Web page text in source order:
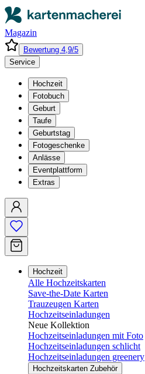
Magazin
Bewertung 4,9/5
Service
Hochzeit
Fotobuch
Geburt
Taufe
Geburtstag
Fotogeschenke
Anlässe
Eventplattform
Extras
Hochzeit
Alle Hochzeitskarten
Save-the-Date Karten
Trauzeugen Karten
Hochzeitseinladungen
Neue Kollektion
Hochzeitseinladungen mit Foto
Hochzeitseinladungen schlicht
Hochzeitseinladungen greenery
Hochzeitskarten Zubehör